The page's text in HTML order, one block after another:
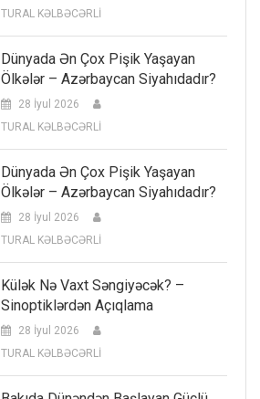
TURAL KƏLBƏCƏRLİ
Dünyada Ən Çox Pişik Yaşayan
Ölkələr – Azərbaycan Siyahıdadır?
28 İyul 2026
TURAL KƏLBƏCƏRLİ
Dünyada Ən Çox Pişik Yaşayan
Ölkələr – Azərbaycan Siyahıdadır?
28 İyul 2026
TURAL KƏLBƏCƏRLİ
Külək Nə Vaxt Səngiyəcək? –
Sinoptiklərdən Açıqlama
28 İyul 2026
TURAL KƏLBƏCƏRLİ